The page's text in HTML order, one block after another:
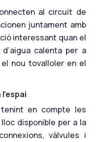
al circuit de
juntament amb
interessant quan el
calenta per a
nou tovalloler en el
en compte les
disponible per a la
vàlvules i